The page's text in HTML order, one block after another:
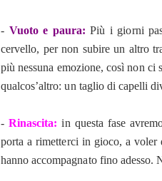
- Vuoto e paura: Più i giorni
cervello, per non subire un altro
più nessuna emozione, così non ci
qualcos’altro: un taglio di capelli
-Rinascita: in questa fase
porta a rimetterci in gioco, a voler
hanno accompagnato fino adesso.